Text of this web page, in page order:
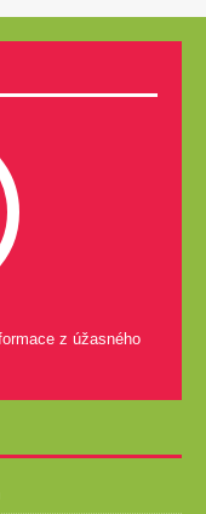
z úžasného